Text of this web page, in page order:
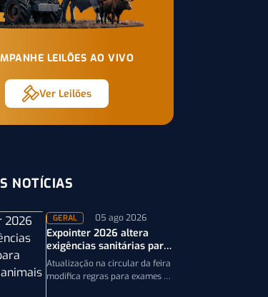
LEILÕES AO VIVO
Ver Leilões
NOTÍCIAS
GERAL 05 ago 2026
Expointer 2026 altera
exigências sanitárias para
entrada de animais;
entenda
Atualização na circular da feira
modifica regras para exames e